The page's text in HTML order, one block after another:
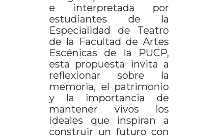
e interpretada por
estudiantes de la
Especialidad de Teatro
de la Facultad de Artes
Escénicas de la PUCP,
esta propuesta invita a
reflexionar sobre la
memoria, el patrimonio
y la importancia de
mantener vivos los
ideales que inspiran a
construir un futuro con